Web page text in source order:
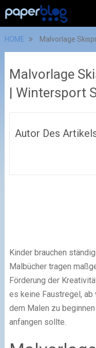
HOME Malvorlage
Malvorlage
| Wintersport
Autor Des
Kinder brauchen
Malbücher tragen
Förderung der
es keine Faustregel, ab
dem Malen zu
anfangen sollte.